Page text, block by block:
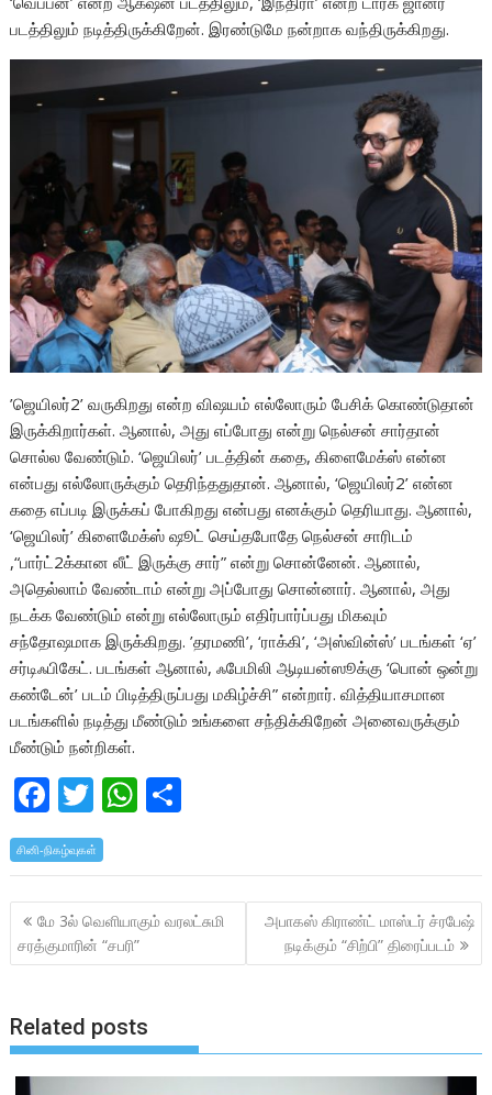
படத்திலும் நடித்திருக்கிறேன். இரண்டுமே நன்றாக வந்திருக்கிறது.
’ஜெயிலர்2’ வருகிறது என்ற விஷயம் எல்லோரும் பேசிக் கொண்டுதான்
இருக்கிறார்கள். ஆனால், அது எப்போது என்று நெல்சன் சார்தான்
சொல்ல வேண்டும். ‘ஜெயிலர்’ படத்தின் கதை, கிளைமேக்ஸ் என்ன
என்பது எல்லோருக்கும் தெரிந்ததுதான். ஆனால், ‘ஜெயிலர்2’ என்ன
கதை எப்படி இருக்கப் போகிறது என்பது எனக்கும் தெரியாது. ஆனால்,
‘ஜெயிலர்’ கிளைமேக்ஸ் ஷூட் செய்தபோதே நெல்சன் சாரிடம்
,“பார்ட்2க்கான லீட் இருக்கு சார்” என்று சொன்னேன். ஆனால்,
அதெல்லாம் வேண்டாம் என்று அப்போது சொன்னார். ஆனால், அது
நடக்க வேண்டும் என்று எல்லோரும் எதிர்பார்ப்பது மிகவும்
சந்தோஷமாக இருக்கிறது. ’தரமணி’, ‘ராக்கி’, ‘அஸ்வின்ஸ்’ படங்கள் ‘ஏ’
சர்டிஃபிகேட். படங்கள் ஆனால், ஃபேமிலி ஆடியன்ஸூக்கு ‘பொன் ஒன்று
கண்டேன்’ படம் பிடித்திருப்பது மகிழ்ச்சி” என்றார். வித்தியாசமான
படங்களில் நடித்து மீண்டும் உங்களை சந்திக்கிறேன் அனைவருக்கும்
மீண்டும் நன்றிகள்.
F
ac
e
b
o
o
T
w
itt
er
W
at
s
A
p
ar
e
சினி-நிகழ்வுகள்
Post
navigation
மே 3ல் வெளியாகும் வரலட்சுமி
சரத்குமாரின் “சபரி”
அபாகஸ் கிராண்ட் மாஸ்டர் ச்ரபேஷ்
நடிக்கும் “சிற்பி” திரைப்படம்
Related posts